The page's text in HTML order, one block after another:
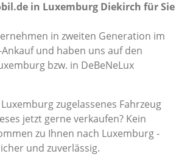
in Luxemburg Diekirch für Sie
in zweiten Generation im
Ankauf und haben uns auf den
bzw. in DeBeNeLux
zugelassenes Fahrzeug
jetzt gerne verkaufen? Kein
zu Ihnen nach Luxemburg -
und zuverlässig.